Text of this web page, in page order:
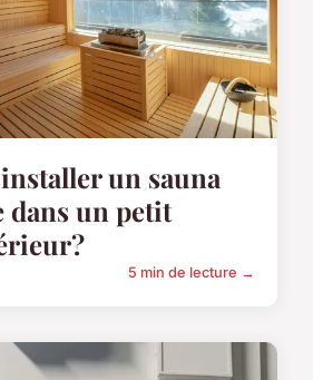
un sauna
un petit
5 min de lecture →